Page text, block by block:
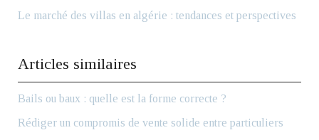
Le marché des villas en algérie : tendances et perspectives
Articles similaires
Bails ou baux : quelle est la forme correcte ?
Rédiger un compromis de vente solide entre particuliers